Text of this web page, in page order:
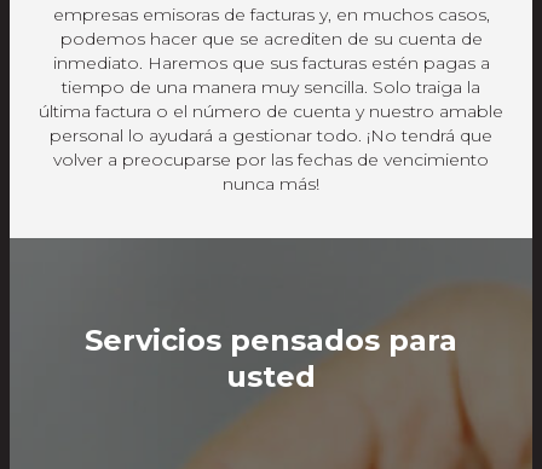
empresas emisoras de facturas y, en muchos casos,
podemos hacer que se acrediten de su cuenta de
inmediato. Haremos que sus facturas estén pagas a
tiempo de una manera muy sencilla. Solo traiga la
última factura o el número de cuenta y nuestro amable
personal lo ayudará a gestionar todo. ¡No tendrá que
volver a preocuparse por las fechas de vencimiento
nunca más!
Servicios pensados para
usted